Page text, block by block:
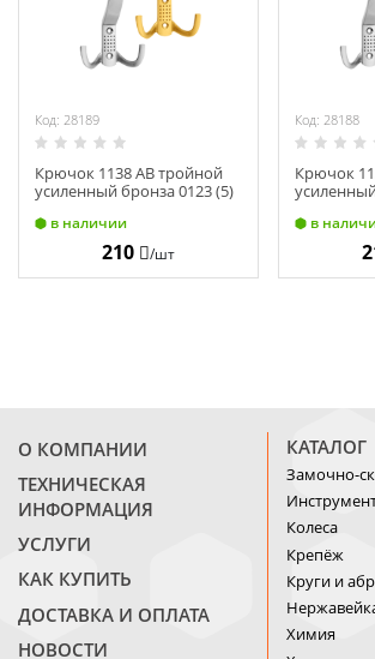
Код: 28189
Крючок 1138 АВ тройной
усиленный бронза 0123 (5)
в наличии
210 /шт
Код: 28188
Крючок
в
О КОМПАНИИ
ТЕХНИЧЕСКАЯ
ИНФОРМАЦИЯ
УСЛУГИ
КАК КУПИТЬ
ДОСТАВКА И ОПЛАТА
НОВОСТИ
КАТАЛОГ
Замочно-
Колеса
Крепёж
Круги и
Химия